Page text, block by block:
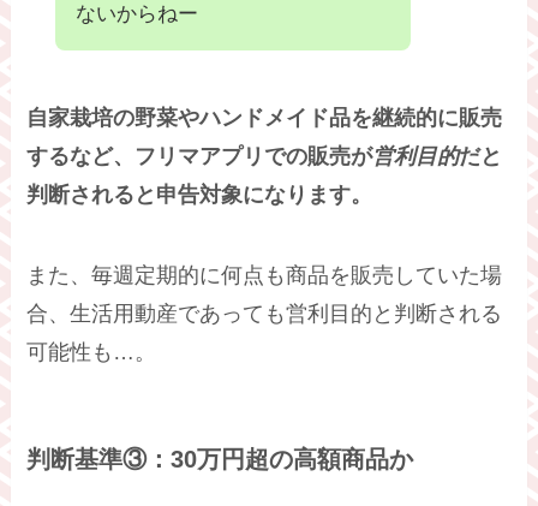
ないからねー
自家栽培の野菜やハンドメイド品を継続的に販売
するなど、フリマアプリでの販売が営利目的だと
判断されると申告対象になります。
また、毎週定期的に何点も商品を販売していた場
合、生活用動産であっても営利目的と判断される
可能性も…。
判断基準③：30万円超の高額商品か